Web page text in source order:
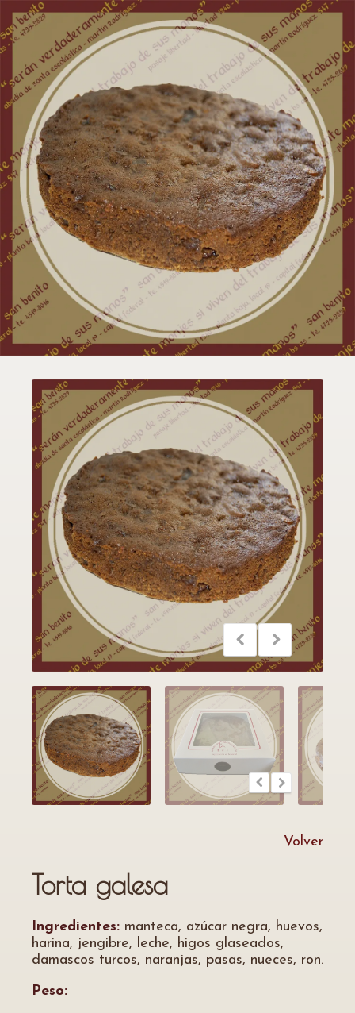
Volver
Torta galesa
Ingredientes: manteca, azúcar negra, huevos,
harina, jengibre, leche, higos glaseados,
damascos turcos, naranjas, pasas, nueces, ron.
Peso: